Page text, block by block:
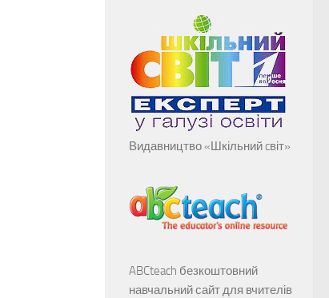
Видавництво «Шкільний cвіт»
ABCteach безкоштовний
навчальний сайт для вчителів